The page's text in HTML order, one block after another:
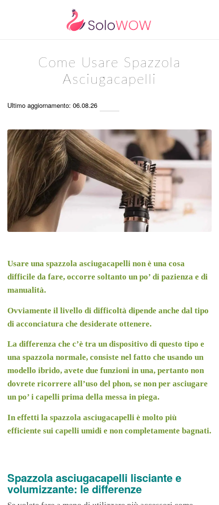
Come Usare Spazzola
Asciugacapelli
Ultimo aggiornamento: 06.08.26
Usare una spazzola asciugacapelli non è una cosa
difficile da fare, occorre soltanto un po’ di pazienza e di
manualità.
Ovviamente il livello di difficoltà dipende anche dal tipo
di acconciatura che desiderate ottenere.
La differenza che c’è tra un dispositivo di questo tipo e
una spazzola normale, consiste nel fatto che usando un
modello ibrido, avete due funzioni in una, pertanto non
dovrete ricorrere all’uso del phon, se non per asciugare
un po’ i capelli prima della messa in piega.
In effetti la spazzola asciugacapelli è molto più
efficiente sui capelli umidi e non completamente bagnati.
Spazzola asciugacapelli lisciante e
volumizzante: le differenze